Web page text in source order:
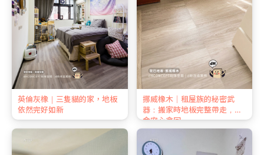
英倫灰橡｜三隻貓的家，地板
依然完好如新
挪威橡木｜租屋族的秘密武
器：搬家時地板完整帶走，押
金安心拿回